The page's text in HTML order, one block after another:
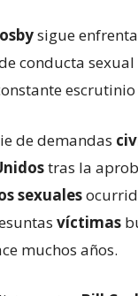
sigue
conducta
de demandas
tras la
sexuales
víctimas
muchos años.